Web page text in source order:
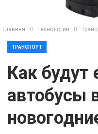
Главная Технологии
ТРАНСПОРТ
Как будут
автобусы